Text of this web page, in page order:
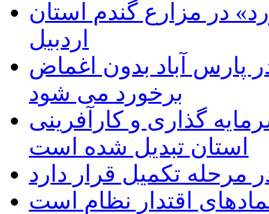
در مزارع گندم استان
اردبیل
پارس آباد بدون اغماض
برخورد می شود
گذاری و کارآفرینی
استان تبدیل شده است
مرحله تکمیل قرار دارد
اقتدار نظام است